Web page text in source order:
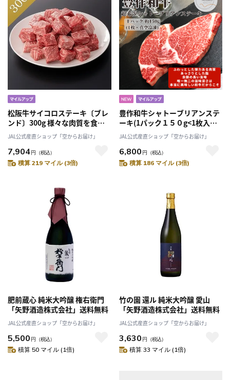
松阪牛サイコロステーキ〔ブレ
ンド〕300g 様々な肉質を食べ
比べ！網焼きやバーベキューに
最適「まるよし」送料無料
JAL公式産直ショップ「空からお届け」
7,904円 （税込）
積算 219 マイル (3倍)
豊作和牛シャトーブリアンステ
ーキ(1パック１５０g<1枚入り
>・真空冷凍)数量限定 「豊作フ
ァーム 」産直お取り寄せ
JAL公式産直ショップ「空からお届け」
6,800 円 （税込）
積算 186 マイル (3倍)
肥前蔵心 純米大吟醸 権右衛門
「矢野酒造株式会社」送料無料
JAL公式産直ショップ「空からお届け」
5,500 円 （税込）
積算 50 マイル (1倍)
竹の園 還ル 純米大吟醸 愛山
「矢野酒造株式会社」送料無料
JAL公式産直ショップ「空からお届け」
3,630 円 （税込）
積算 33 マイル (1倍)